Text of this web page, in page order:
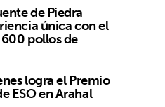
de Piedra
única con el
pollos de
logra el Premio
ESO en Arahal